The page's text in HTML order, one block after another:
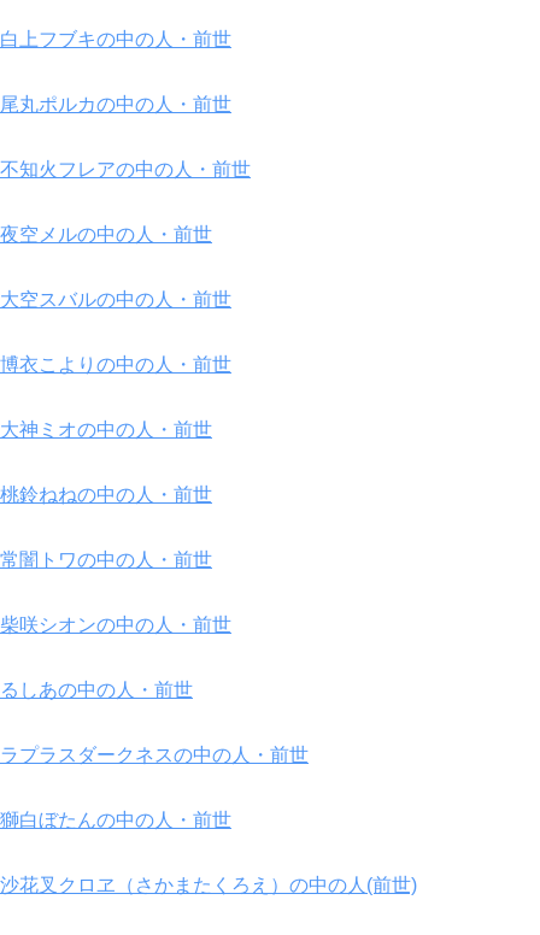
白上フブキの中の人・前世
尾丸ポルカの中の人・前世
不知火フレアの中の人・前世
夜空メルの中の人・前世
大空スバルの中の人・前世
博衣こよりの中の人・前世
大神ミオの中の人・前世
桃鈴ねねの中の人・前世
常闇トワの中の人・前世
柴咲シオンの中の人・前世
るしあの中の人・前世
ラプラスダークネスの中の人・前世
獅白ぼたんの中の人・前世
沙花叉クロヱ（さかまたくろえ）の中の人(前世)